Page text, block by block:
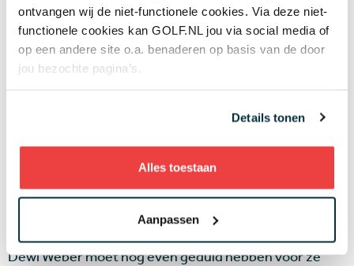
ontvangen wij de niet-functionele cookies. Via deze niet-
functionele cookies kan GOLF.NL jou via social media of
op een andere site o.a. benaderen op basis van de door
jou bezochte pagina’s.
Details tonen
Alles toestaan
Aanpassen
Anne in Australië
Het weer in Canberra zal ongetwijfeld mooi zijn, de
baan prima maar het prijzengeld is met een kleine ton
weer dan thuis zijn en het feit dat Australië haar
favoriete land is zal ook meespelen.
Leaderboard
Dewi Weber moet nog even geduld hebben voor ze